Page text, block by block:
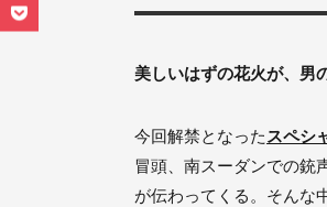
美しいはずの花火が、男
今回解禁となった スペシ
冒頭、南スーダンでの銃
が伝わってくる。そんな